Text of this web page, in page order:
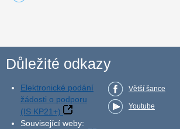
Důležité odkazy
Elektronické podání
žádosti o podporu
(IS KP21+)
Související weby:
Větší šance
Youtube